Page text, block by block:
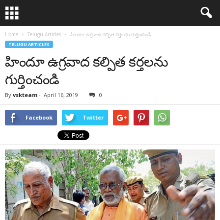
Home Telugu Articles హిందూ ఉగ్రవాద కల్పిత కర్తలను గుర్తించండి
TELUGU ARTICLES
హిందూ ఉగ్రవాద కల్పిత కర్తలను
గుర్తించండి
By vskteam - April 16, 2019 0
Facebook Twitter